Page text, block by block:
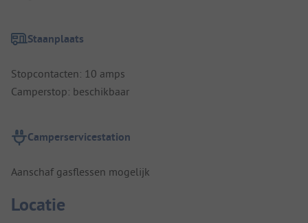
Staanplaats
Stopcontacten: 10 amps
Camperstop: beschikbaar
Camperservicestation
Aanschaf gasflessen mogelijk
Locatie